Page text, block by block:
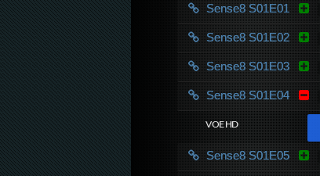
Sense8 S01E01
Sense8 S01E02
Sense8 S01E03
Sense8 S01E04
VOE HD
Sense8 S01E05